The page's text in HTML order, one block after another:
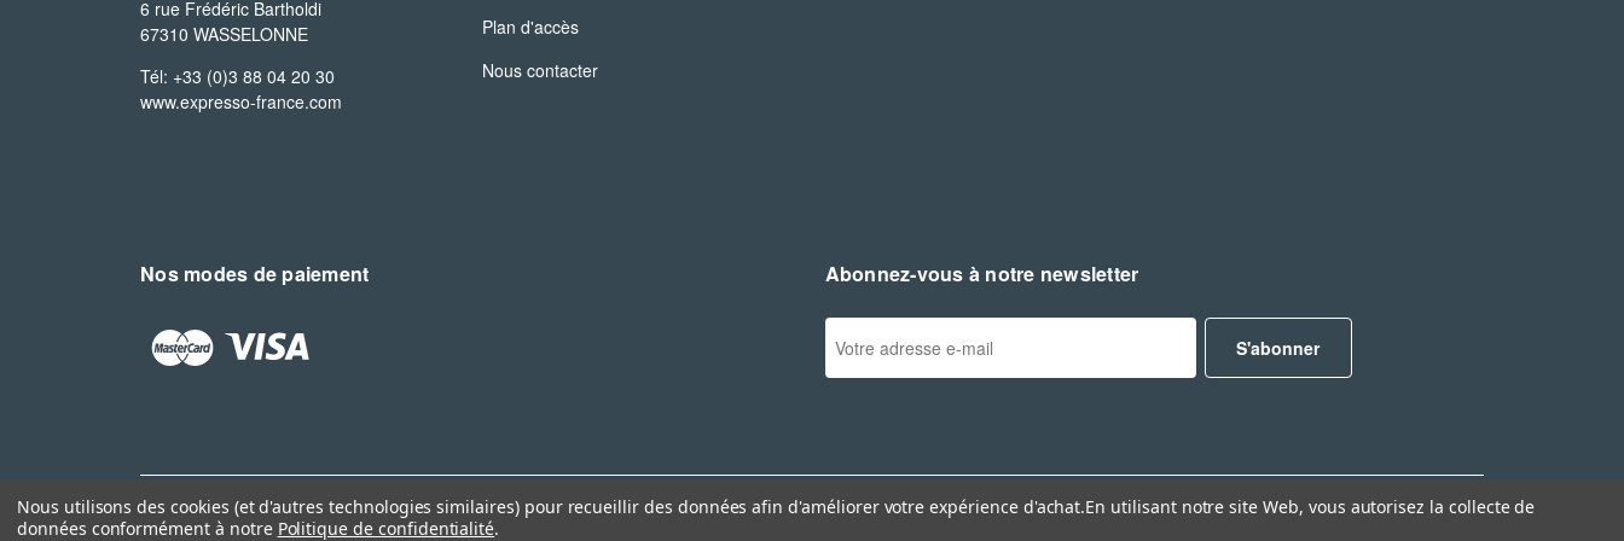
6 rue Frédéric Bartholdi
67310 WASSELONNE
Tél: +33 (0)3 88 04 20 30
www.expresso-france.com
Plan d'accès
Nous contacter
Nos modes de paiement Abonnez-vous à notre newsletter
r
e
e
Nous utilisons des cookies (et d'autres technologies similaires) pour recueillir des données afin d'améliorer votre expérience d'achat.En utilisant notre site Web, vous autorisez la collecte de
données conformément à notre Politique de confidentialité.